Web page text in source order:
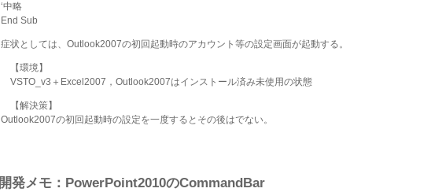
‘中略
End Sub
症状としては、Outlook2007の初回起動時のアカウント等の設定画面が起動する。
【環境】
VSTO_v3＋Excel2007，Outlook2007はインストール済み未使用の状態
【解決策】
Outlook2007の初回起動時の設定を一度するとその後はでない。
開発メモ：PowerPoint2010のCommandBar